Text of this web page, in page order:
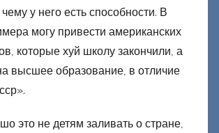
у него есть способности. В
могу привести американских
которые хуй школу закончили, а
высшее образование, в отличие
это не детям заливать о стране,